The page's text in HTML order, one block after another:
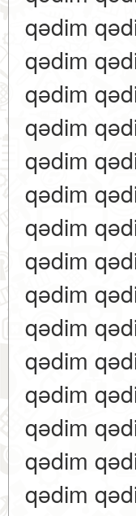
qədim
qədim
qədim
qədim
qədim
qədim
qədim
qədim
qədim
qədim
qədim
qədim
qədim
qədim
qədim